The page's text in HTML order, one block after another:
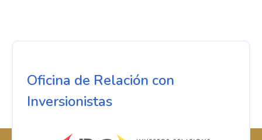
Oficina de Relación con
Inversionistas